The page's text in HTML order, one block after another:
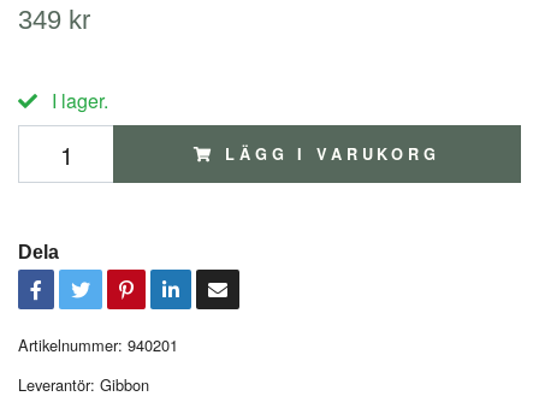
349 kr
I lager.
LÄGG I VARUKORG
Dela
Artikelnummer: 940201
Leverantör: Gibbon